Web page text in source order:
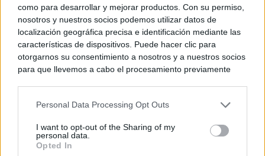
como para desarrollar y mejorar productos. Con su permiso,
nosotros y nuestros socios podemos utilizar datos de
localización geográfica precisa e identificación mediante las
características de dispositivos. Puede hacer clic para
otorgarnos su consentimiento a nosotros y a nuestros socios
para que llevemos a cabo el procesamiento previamente
negar su consentimiento. Tenga en cuenta que algún
de su consentimiento, pero usted tiene el derecho de
rechazar tal procesamiento. Sus preferencias se aplicarán
Personal Data Processing Opt Outs
I want to opt-out of the Sharing of my
personal data.
Opted In